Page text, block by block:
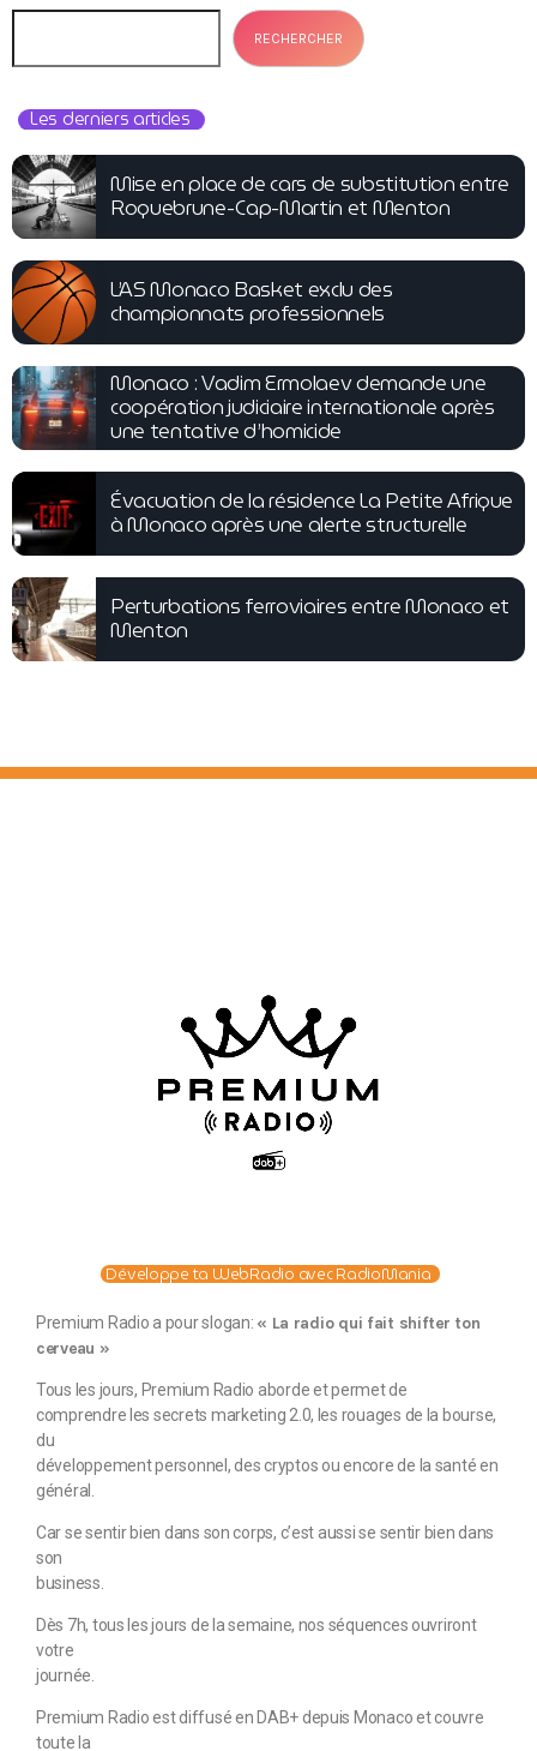
RECHERCHER
Les derniers articles
Mise en place de cars de substitution entre
Roquebrune-Cap-Martin et Menton
L’AS Monaco Basket exclu des
championnats professionnels
Monaco : Vadim Ermolaev demande une
coopération judiciaire internationale après
une tentative d’homicide
Évacuation de la résidence La Petite Afrique
à Monaco après une alerte structurelle
Perturbations ferroviaires entre Monaco et
Menton
Développe ta WebRadio avec RadioMania
Premium Radio a pour slogan: « La radio qui fait shifter ton
cerveau »
Tous les jours, Premium Radio aborde et permet de
comprendre les secrets marketing 2.0, les rouages de la bourse,
du
développement personnel, des cryptos ou encore de la santé en
général.
Car se sentir bien dans son corps, c’est aussi se sentir bien dans
son
business.
Dès 7h, tous les jours de la semaine, nos séquences ouvriront
votre
journée.
Premium Radio est diffusé en DAB+ depuis Monaco et couvre
toute la